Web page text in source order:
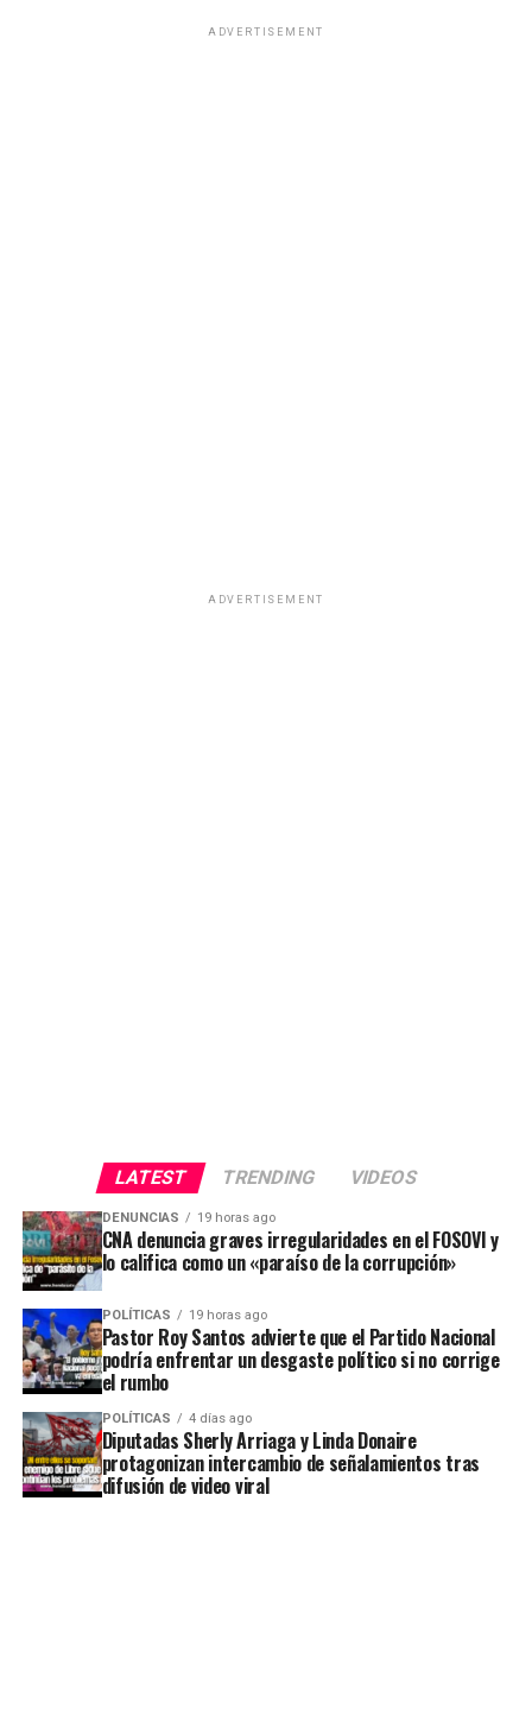
ADVERTISEMENT
ADVERTISEMENT
LATEST TRENDING VIDEOS
DENUNCIAS 19 horas ago
CNA denuncia graves irregularidades en el FOSOVI y
lo califica como un «paraíso de la corrupción»
POLÍTICAS 19 horas ago
Pastor Roy Santos advierte que el Partido Nacional
podría enfrentar un desgaste político si no corrige
el rumbo
POLÍTICAS 4 días ago
Diputadas Sherly Arriaga y Linda Donaire
protagonizan intercambio de señalamientos tras
difusión de video viral